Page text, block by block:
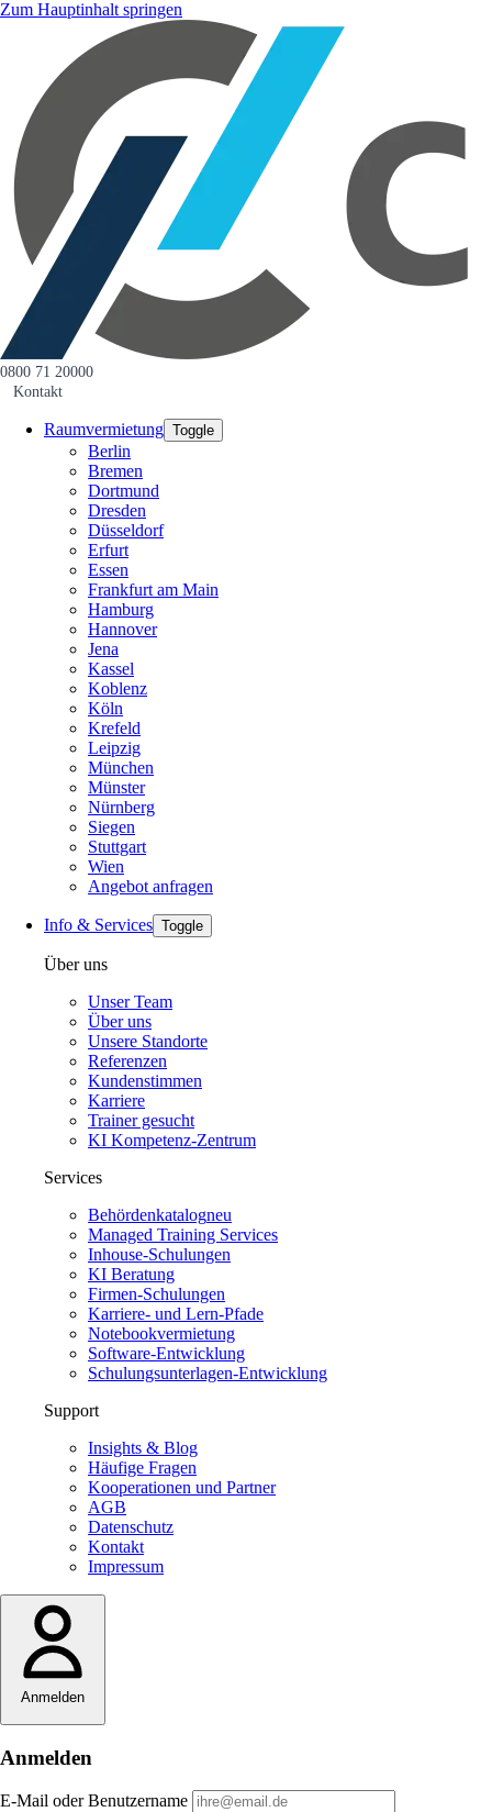
Zum Hauptinhalt springen
0800 71 20000
Kontakt
Raumvermietung Toggle
Berlin
Bremen
Dortmund
Dresden
Düsseldorf
Erfurt
Essen
Frankfurt am Main
Hamburg
Hannover
Jena
Kassel
Koblenz
Köln
Krefeld
Leipzig
München
Münster
Nürnberg
Siegen
Stuttgart
Wien
Angebot anfragen
Info & Services Toggle
Über uns
Unser Team
Über uns
Unsere Standorte
Referenzen
Kundenstimmen
Karriere
Trainer gesucht
KI Kompetenz-Zentrum
Services
Behördenkatalogneu
Managed Training Services
Inhouse-Schulungen
KI Beratung
Firmen-Schulungen
Karriere- und Lern-Pfade
Notebookvermietung
Software-Entwicklung
Schulungsunterlagen-Entwicklung
Support
Insights & Blog
Häufige Fragen
Kooperationen und Partner
AGB
Datenschutz
Kontakt
Impressum
Anmelden
Anmelden
E-Mail oder Benutzername